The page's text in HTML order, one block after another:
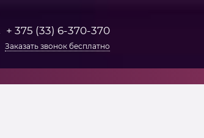
+ 375 (33) 6-370-370
Заказать звонок бесплатно